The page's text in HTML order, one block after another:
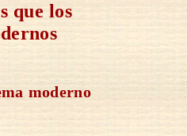
que los
moderno